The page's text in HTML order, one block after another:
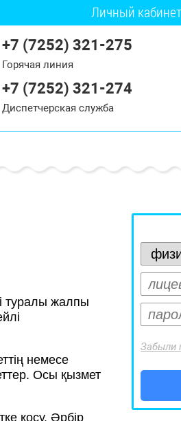
Личный кабинет
+7 (7252) 321-275
Горячая линия
+7 (7252) 321-274
Диспетчерская служба
туралы жалпы
немесе
Осы қызмет
қосу. Әрбір
Забыли